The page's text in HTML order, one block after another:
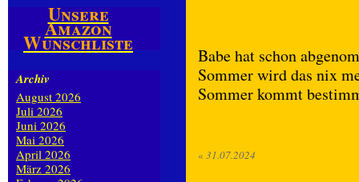
Babe hat schon
Sommer wird das nix
Sommer kommt
« 31.07.2024
Unsere
Amazon
Wunschliste
Archiv
August 2026
Juli 2026
Juni 2026
Mai 2026
April 2026
März 2026